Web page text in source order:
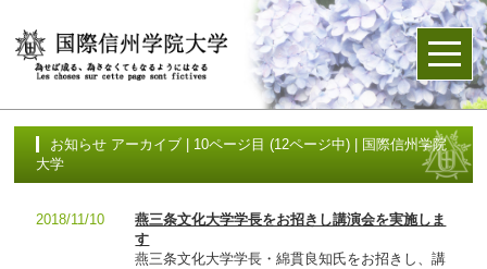
お知らせ アーカイブ | 10ページ目 (12ページ中) | 国際信州学院
大学
2018/11/10
燕三条文化大学学長をお招きし講演会を実施しま
す
燕三条文化大学学長・綿貫良知氏をお招きし、講